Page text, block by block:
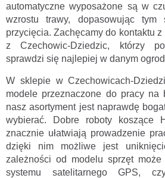
automatyczne wyposażone są w
wzrostu trawy, dopasowując tym
przycięcia. Zachęcamy do kontaktu
z Czechowic-Dziedzic, którzy
sprawdzi się najlepiej w danym
W sklepie w Czechowicach-
modele przeznaczone do pracy na
nasz asortyment jest naprawdę
wybierać. Dobre roboty koszące
znacznie ułatwiają prowadzenie
dzięki nim możliwe jest
zależności od modelu sprzęt
systemu satelitarnego GPS,